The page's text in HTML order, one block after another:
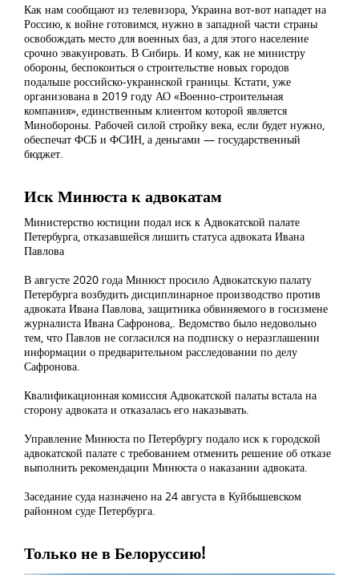
Как нам сообщают из телевизора, Украина вот-вот нападет на
Россию, к войне готовимся, нужно в западной части страны
освобождать место для военных баз, а для этого население
срочно эвакуировать. В Сибирь. И кому, как не министру
обороны, беспокоиться о строительстве новых городов
подальше российско-украинской границы. Кстати, уже
организована в 2019 году АО «Военно-строительная
компания», единственным клиентом которой является
Минобороны. Рабочей силой стройку века, если будет нужно,
обеспечат ФСБ и ФСИН, а деньгами — государственный
бюджет.
Иск Минюста к адвокатам
Министерство юстиции подал иск к Адвокатской палате
Петербурга, отказавшейся лишить статуса адвоката Ивана
Павлова
В августе 2020 года Минюст просило Адвокатскую палату
Петербурга возбудить дисциплинарное производство против
адвоката Ивана Павлова, защитника обвиняемого в госизмене
журналиста Ивана Сафронова,. Ведомство было недовольно
тем, что Павлов не согласился на подписку о неразглашении
информации о предварительном расследовании по делу
Сафронова.
Квалификационная комиссия Адвокатской палаты встала на
сторону адвоката и отказалась его наказывать.
Управление Минюста по Петербургу подало иск к городской
адвокатской палате с требованием отменить решение об отказе
выполнить рекомендации Минюста о наказании адвоката.
Заседание суда назначено на 24 августа в Куйбышевском
районном суде Петербурга.
Только не в Белоруссию!